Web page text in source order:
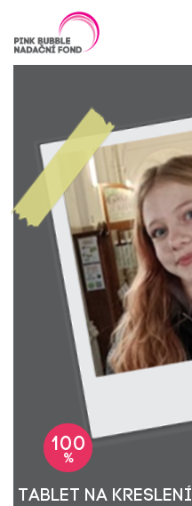
100
%
Tablet na kreslení